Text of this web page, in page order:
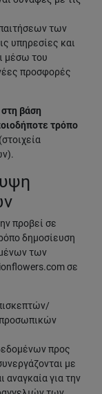
των
υπηρεσίες και
μέσω του
προσφορές
βάση
τρόπο
(στοιχεία
προβεί σε
δημοσίευση
των
σε
προς
με
αναγκαία για την